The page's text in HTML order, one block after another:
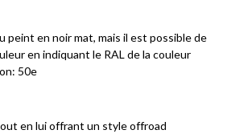
peint en noir mat, mais il est possible de
en indiquant le RAL de la couleur
50e
en lui offrant un style offroad